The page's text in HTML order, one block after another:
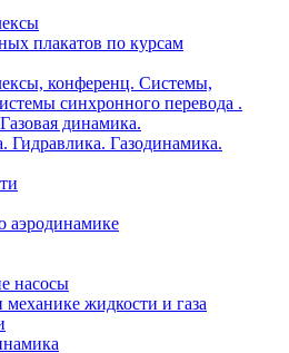
плакатов по курсам
конференц. Системы,
синхронного перевода .
динамика.
Гидравлика. Газодинамика.
аэродинамике
насосы
жидкости и газа